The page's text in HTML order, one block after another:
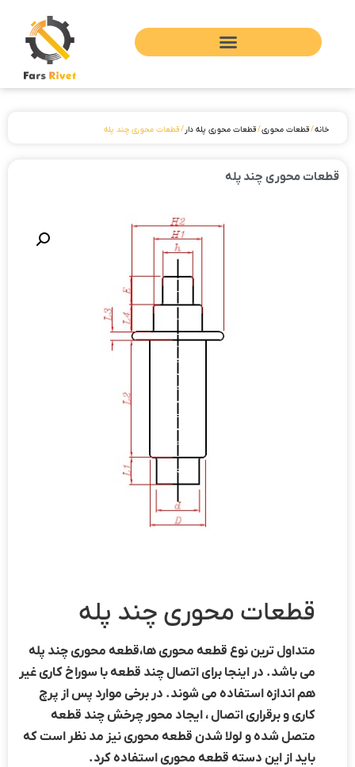
خانه/قطعات محوری/قطعات محوری پله دار / قطعات محوری چند پله
قطعات محوری چند پله
قطعات محوری چند پله
متداول ترین نوع قطعه محوری ها،قطعه محوری چند پله
می باشد. در اینجا برای اتصال چند قطعه با سوراخ کاری غیر
هم اندازه استفاده می شوند. در برخی موارد پس از پرچ
کاری و برقراری اتصال ، ایجاد محور چرخش چند قطعه
متصل شده و لولا شدن قطعه محوری نیز مد نظر است که
باید از این دسته قطعه محوری استفاده کرد.